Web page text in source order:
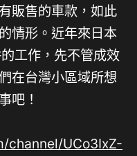
販售的車款，如此
情形。近年來日本
工作，先不管成效
在台灣小區域所想
吧！
channel/UCo3IxZ-